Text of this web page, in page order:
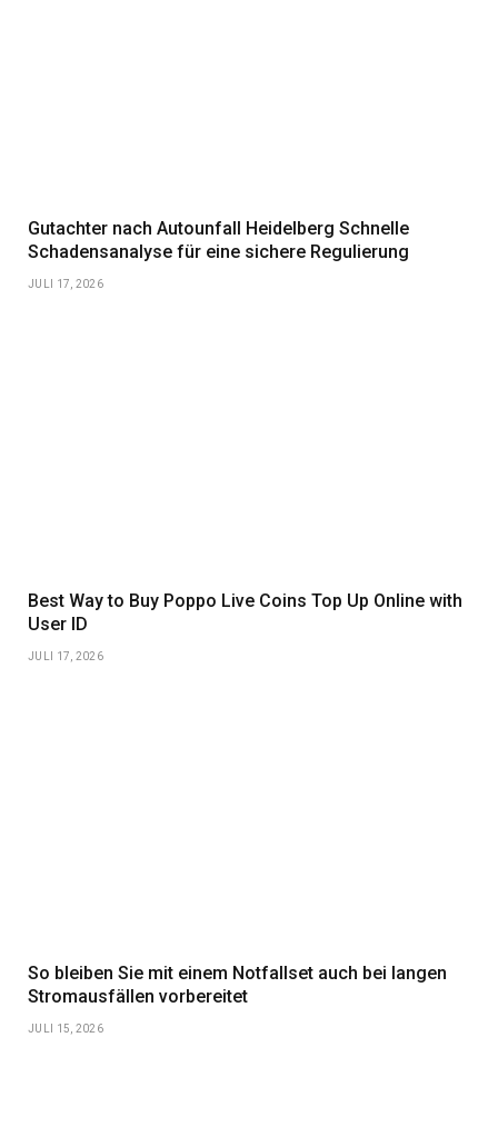
Gutachter nach Autounfall Heidelberg Schnelle
Schadensanalyse für eine sichere Regulierung
JULI 17, 2026
Best Way to Buy Poppo Live Coins Top Up Online with
User ID
JULI 17, 2026
So bleiben Sie mit einem Notfallset auch bei langen
Stromausfällen vorbereitet
JULI 15, 2026